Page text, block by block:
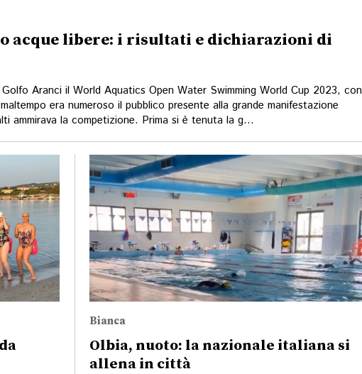
acque libere: i risultati e dichiarazioni di
Aranci il World Aquatics Open Water Swimming World Cup 2023, con
era numeroso il pubblico presente alla grande manifestazione
ammirava la competizione. Prima si è tenuta la g...
Bianca
Olbia, nuoto: la nazionale italiana si
allena in città